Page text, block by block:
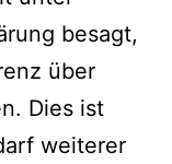
besagt,
über
Dies ist
weiterer